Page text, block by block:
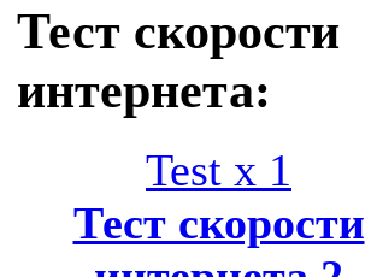
Тест скорости
интернета:
Test x 1
Тест скорости